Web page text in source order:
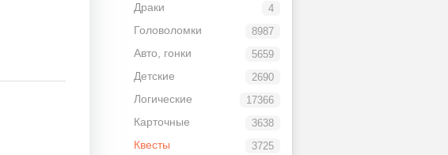
4
Драки
8987
Головоломки
5659
Авто, гонки
2690
Детские
17366
Логические
3638
Карточные
3725
Квесты